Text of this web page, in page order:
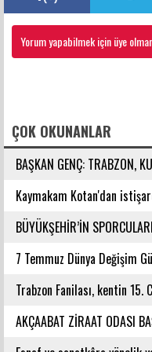
Yorum yapabilmek için üye
ÇOK OKUNANLAR
BAŞKAN GENÇ: TRABZON,
GELEN ŞEHİRLERİNDENDİR
Kaymakam Kotan'dan
BÜYÜKŞEHİR’İN
7 Temmuz Dünya Değişim
Trabzon Fanilası, kentin
AKÇAABAT ZİRAAT ODASI